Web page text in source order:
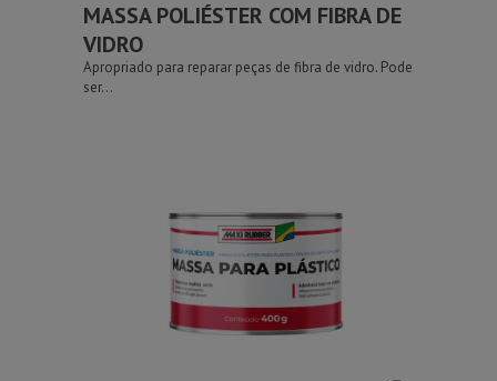
MASSA POLIÉSTER COM FIBRA DE
VIDRO
Apropriado para reparar peças de fibra de vidro. Pode
ser...